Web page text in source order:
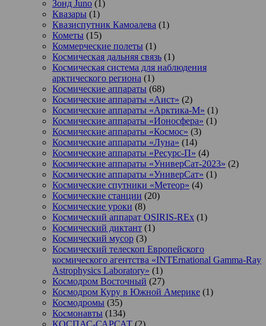
Зонд Juno (1)
Квазары (1)
Квазиспутник Камоалева (1)
Кометы (15)
Коммерческие полеты (1)
Космическая дальняя связь (1)
Космическая система для наблюдения
арктического региона (1)
Космические аппараты (68)
Космические аппараты «Аист» (2)
Космические аппараты «Арктика-М» (1)
Космические аппараты «Ионосфера» (1)
Космические аппараты «Космос» (3)
Космические аппараты «Луна» (14)
Космические аппараты «Ресурс-П» (4)
Космические аппараты «УниверСат-2023» (2)
Космические аппараты «УниверСат» (1)
Космические спутники «Метеор» (4)
Космические станции (20)
Космические уроки (8)
Космический аппарат OSIRIS-REx (1)
Космический диктант (1)
Космический мусор (3)
Космический телескоп Европейского
космического агентства «INTErnational Gamma-Ray
Astrophysics Laboratory» (1)
Космодром Восточный (27)
Космодром Куру в Южной Америке (1)
Космодромы (35)
Космонавты (134)
КОСПАС-САРСАТ (2)